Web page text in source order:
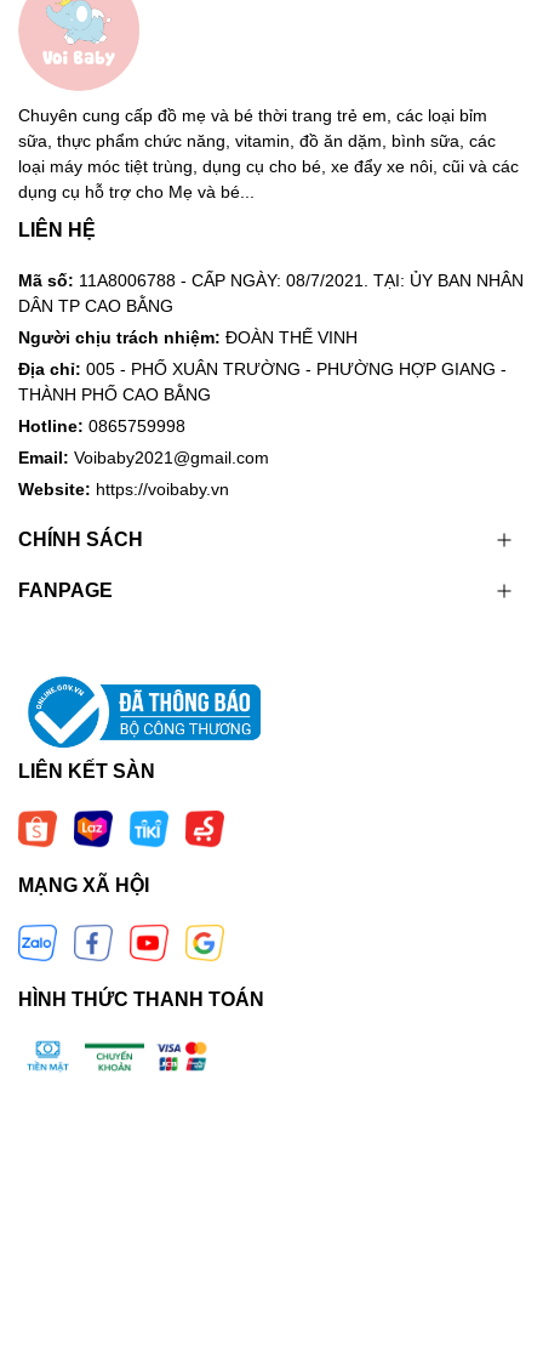
Chuyên cung cấp đồ mẹ và bé thời trang trẻ em, các loại bỉm
sữa, thực phẩm chức năng, vitamin, đồ ăn dặm, bình sữa, các
loại máy móc tiệt trùng, dụng cụ cho bé, xe đẩy xe nôi, cũi và các
dụng cụ hỗ trợ cho Mẹ và bé...
LIÊN HỆ
Mã số: 11A8006788 - CẤP NGÀY: 08/7/2021. TẠI: ỦY BAN NHÂN
DÂN TP CAO BẰNG
Người chịu trách nhiệm: ĐOÀN THẾ VINH
Địa chỉ: 005 - PHỐ XUÂN TRƯỜNG - PHƯỜNG HỢP GIANG -
THÀNH PHỐ CAO BẰNG
Hotline: 0865759998
Email: Voibaby2021@gmail.com
Website: https://voibaby.vn
CHÍNH SÁCH
FANPAGE
LIÊN KẾT SÀN
MẠNG XÃ HỘI
HÌNH THỨC THANH TOÁN